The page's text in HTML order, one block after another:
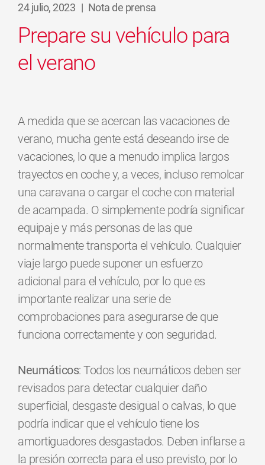
24 julio, 2023 | Nota de prensa
Prepare su vehículo para
el verano
A medida que se acercan las vacaciones de
verano, mucha gente está deseando irse de
vacaciones, lo que a menudo implica largos
trayectos en coche y, a veces, incluso remolcar
una caravana o cargar el coche con material
de acampada. O simplemente podría significar
equipaje y más personas de las que
normalmente transporta el vehículo. Cualquier
viaje largo puede suponer un esfuerzo
adicional para el vehículo, por lo que es
importante realizar una serie de
comprobaciones para asegurarse de que
funciona correctamente y con seguridad.
Neumáticos: Todos los neumáticos deben ser
revisados para detectar cualquier daño
superficial, desgaste desigual o calvas, lo que
podría indicar que el vehículo tiene los
amortiguadores desgastados. Deben inflarse a
la presión correcta para el uso previsto, por lo